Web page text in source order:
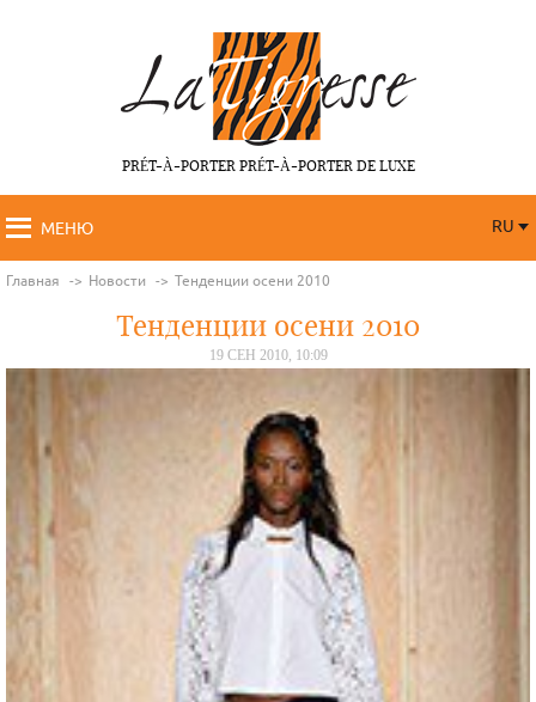
PRÉT-À-PORTER PRÉT-À-PORTER DE LUXE
МЕНЮ
RU
Главная Новости Тенденции осени 2010
Тенденции осени 2010
19 СЕН 2010, 10:09